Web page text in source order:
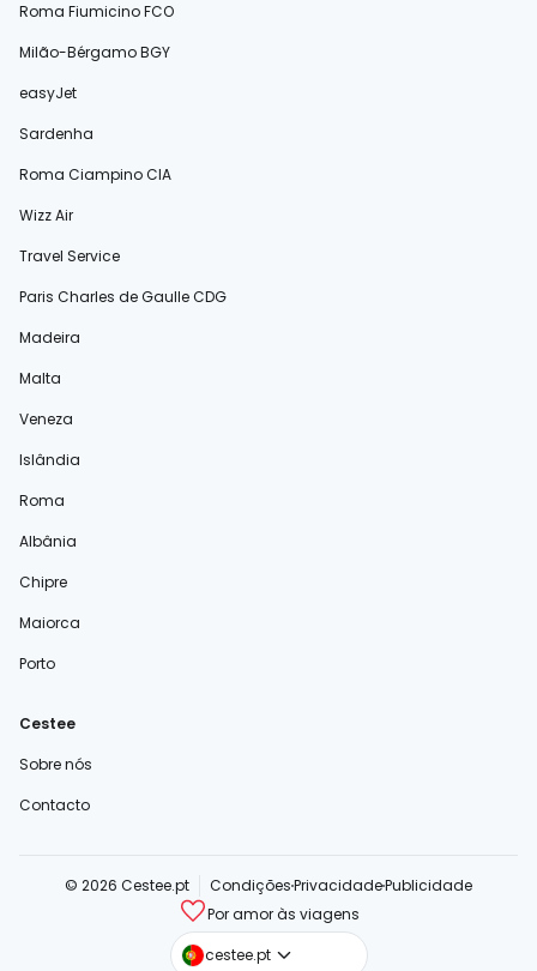
Roma Fiumicino FCO
Milão-Bérgamo BGY
easyJet
Sardenha
Roma Ciampino CIA
Wizz Air
Travel Service
Paris Charles de Gaulle CDG
Madeira
Malta
Veneza
Islândia
Roma
Albânia
Chipre
Maiorca
Porto
Cestee
Sobre nós
Contacto
© 2026 Cestee.pt CondiçõesPrivacidadePublicidade
Por amor às viagens
cestee.pt
cestee.com